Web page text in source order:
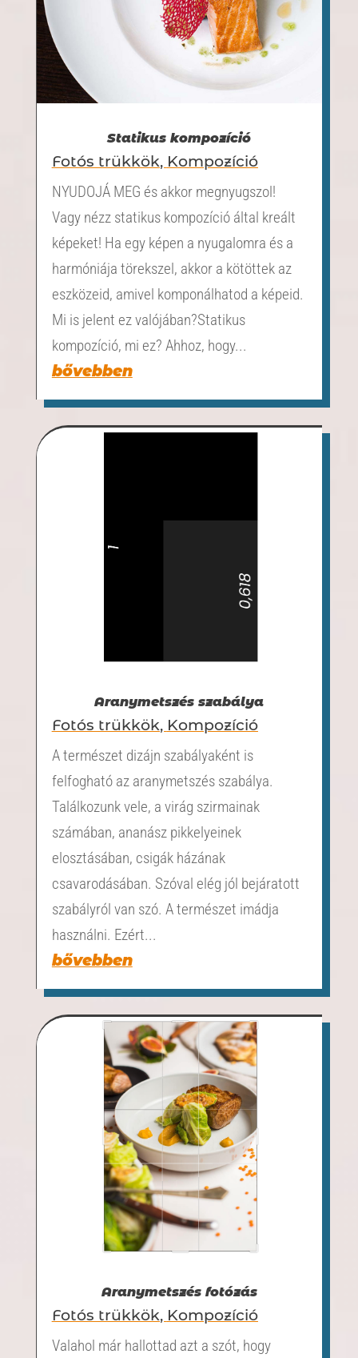
Statikus kompozíció
Fotós trükkök, Kompozíció
NYUDOJÁ MEG és akkor megnyugszol!
Vagy nézz statikus kompozíció által kreált
képeket! Ha egy képen a nyugalomra és a
harmóniája törekszel, akkor a kötöttek az
eszközeid, amivel komponálhatod a képeid.
Mi is jelent ez valójában?Statikus
kompozíció, mi ez? Ahhoz, hogy...
bővebben
Aranymetszés szabálya
Fotós trükkök, Kompozíció
A természet dizájn szabályaként is
felfogható az aranymetszés szabálya.
Találkozunk vele, a virág szirmainak
számában, ananász pikkelyeinek
elosztásában, csigák házának
csavarodásában. Szóval elég jól bejáratott
szabályról van szó. A természet imádja
használni. Ezért...
bővebben
Aranymetszés fotózás
Fotós trükkök, Kompozíció
Valahol már hallottad azt a szót, hogy